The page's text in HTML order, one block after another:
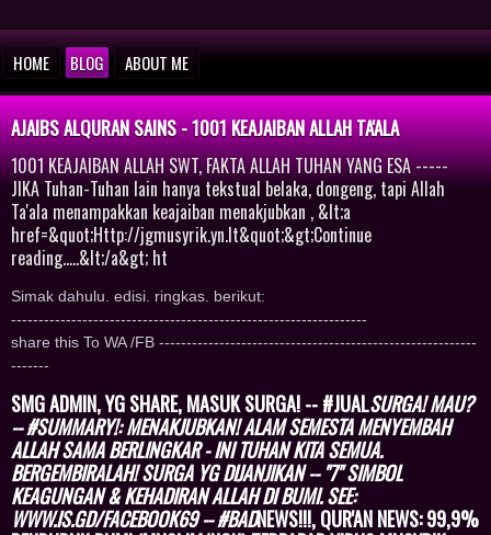
HOME BLOG ABOUT ME
AJAIBS ALQURAN SAINS - 1001 KEAJAIBAN ALLAH TA'ALA
1001 KEAJAIBAN ALLAH SWT, FAKTA ALLAH TUHAN YANG ESA -----
JIKA Tuhan-Tuhan lain hanya tekstual belaka, dongeng, tapi Allah
Ta'ala menampakkan keajaiban menakjubkan , &lt;a
href=&quot;Http://jgmusyrik.yn.lt&quot;&gt;Continue
reading.....&lt;/a&gt; ht
Simak dahulu. edisi. ringkas. berikut:
-----------------------------------------------------------------
share this To WA /FB ----------------------------------------------------------
-------
SMG ADMIN, YG SHARE, MASUK SURGA! -- #JUALSURGA! MAU?
-- #SUMMARY!: MENAKJUBKAN! ALAM SEMESTA MENYEMBAH
ALLAH SAMA BERLINGKAR - INI TUHAN KITA SEMUA.
BERGEMBIRALAH! SURGA YG DIJANJIKAN -- "7" SIMBOL
KEAGUNGAN & KEHADIRAN ALLAH DI BUMI. SEE:
WWW.IS.GD/FACEBOOK69 -- #BADNEWS!!!, QUR'AN NEWS: 99,9%